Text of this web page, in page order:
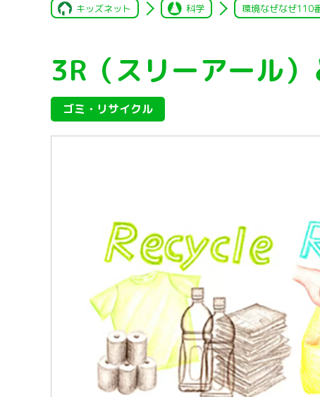
キッズネット 科学 環境なぜなぜ110
3R（スリーアール
ゴミ・リサイクル